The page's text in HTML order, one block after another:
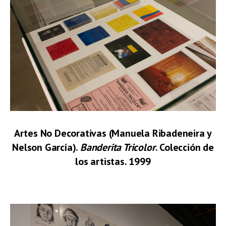
Artes No Decorativas (Manuela Ribadeneira y
Nelson García). Banderita Tricolor. Colección de
los artistas. 1999